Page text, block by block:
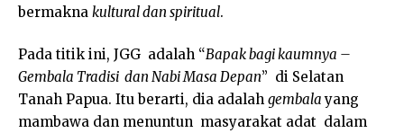
bermakna kultural dan spiritual.
Pada titik ini, JGG adalah “Bapak bagi kaumnya –
Gembala Tradisi dan Nabi Masa Depan” di Selatan
Tanah Papua. Itu berarti, dia adalah gembalayang
mambawa dan menuntun masyarakat adat dalam